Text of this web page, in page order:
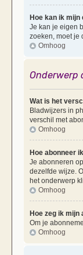
Hoe kan ik mijn
Je kan je eigen
zoeken, moet je
Omhoog
Onderwerp
Wat is het
Bladwijzers in
verschil met
Omhoog
Hoe abonneer
Je abonneren
dezelfde wijze.
het onderwerp
Omhoog
Hoe zeg ik mijn
Om je
Omhoog